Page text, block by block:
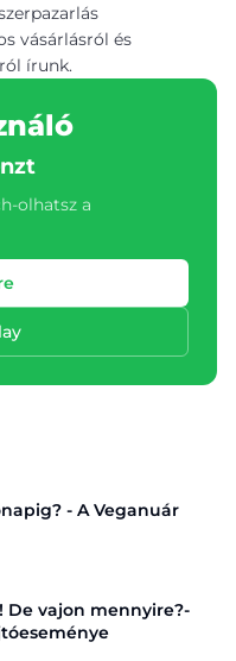
vásárlásról és
írunk.
olhatsz a
- A Veganuár
De vajon mennyire?-